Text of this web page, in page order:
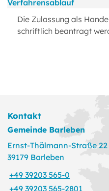
Verfahrensablauf
Die Zulassung als
schriftlich beantragt
Kontakt
Gemeinde Barleben
Ernst-Thälmann-Straße 22
39179 Barleben
+49 39203 565-0
+49 39203 565-2801